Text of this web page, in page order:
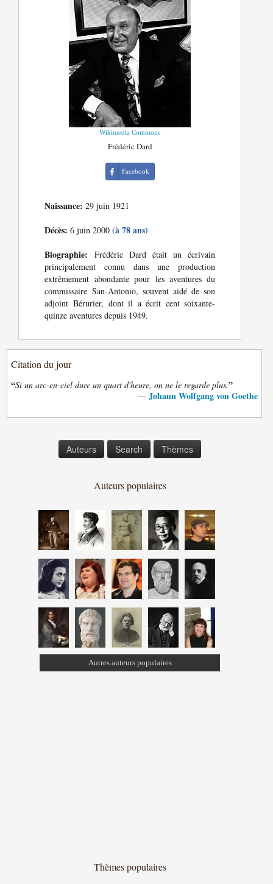
Wikimedia Commons
Frédéric Dard
Facebook
Naissance: 29 juin 1921
Décès: 6 juin 2000(à 78 ans)
Biographie: Frédéric Dard était un écrivain
principalement connu dans une production
extrêmement abondante pour les aventures du
commissaire San-Antonio, souvent aidé de son
adjoint Bérurier, dont il a écrit cent soixante-
quinze aventures depuis 1949.
Citation du jour
“Si un arc-en-ciel dure un quart d'heure, on ne le regarde plus.”
— Johann Wolfgang von Goethe
Auteurs Search Thèmes
Auteurs populaires
Autres auteurs populaires
Thèmes populaires